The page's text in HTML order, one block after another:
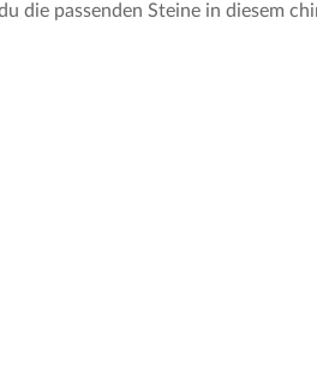
die passenden Steine in diesem